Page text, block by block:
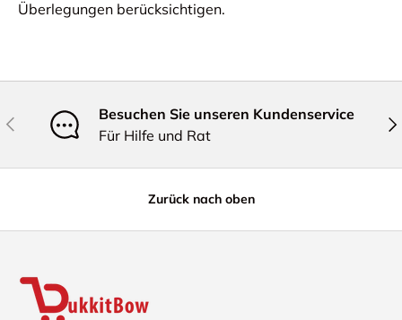
Überlegungen berücksichtigen.
Vorherige
Besuchen Sie unseren Kundenservice
Für Hilfe und Rat
Zurück nach oben